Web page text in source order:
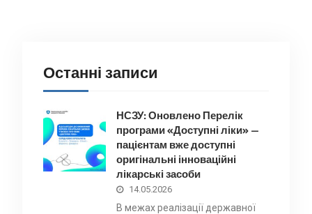
Останні записи
НСЗУ: Оновлено Перелік
програми «Доступні ліки» —
пацієнтам вже доступні
оригінальні інноваційні
лікарські засоби
14.05.2026
В межах реалізації державної